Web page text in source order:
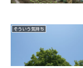
そういう気持ち